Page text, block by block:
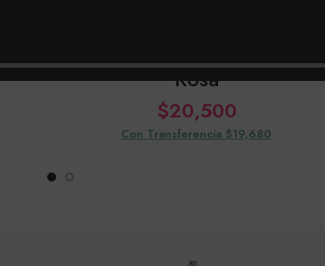
Rosa
$20,500
Con Transferencia $19,680